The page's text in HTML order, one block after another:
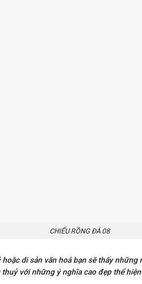
CHIẾU RỒNG ĐÁ 08
di sản văn hoá bạn sẽ thấy
với những ý nghĩa cao đẹp thể